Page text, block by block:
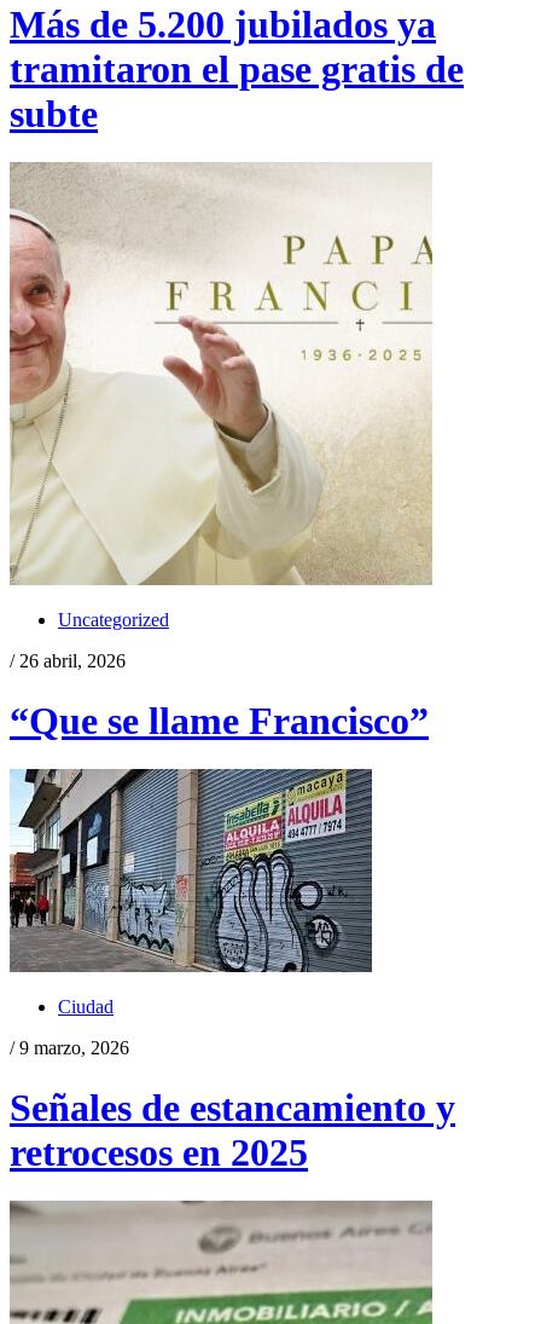
Más de 5.200 jubilados ya
tramitaron el pase gratis de
subte
Uncategorized
/ 26 abril, 2026
“Que se llame Francisco”
Ciudad
/ 9 marzo, 2026
Señales de estancamiento y
retrocesos en 2025